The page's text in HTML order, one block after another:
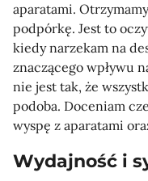
aparatami.
podpórkę. Jest to
kiedy narzekam na
znaczącego wpływu
nie jest tak, że
podoba. Doceniam
wyspę z aparatami
Wydajność i